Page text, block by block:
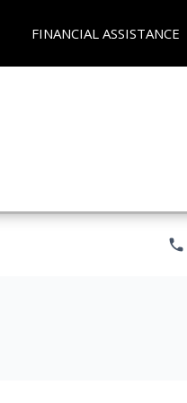
FINANCIAL ASSISTANCE
phone